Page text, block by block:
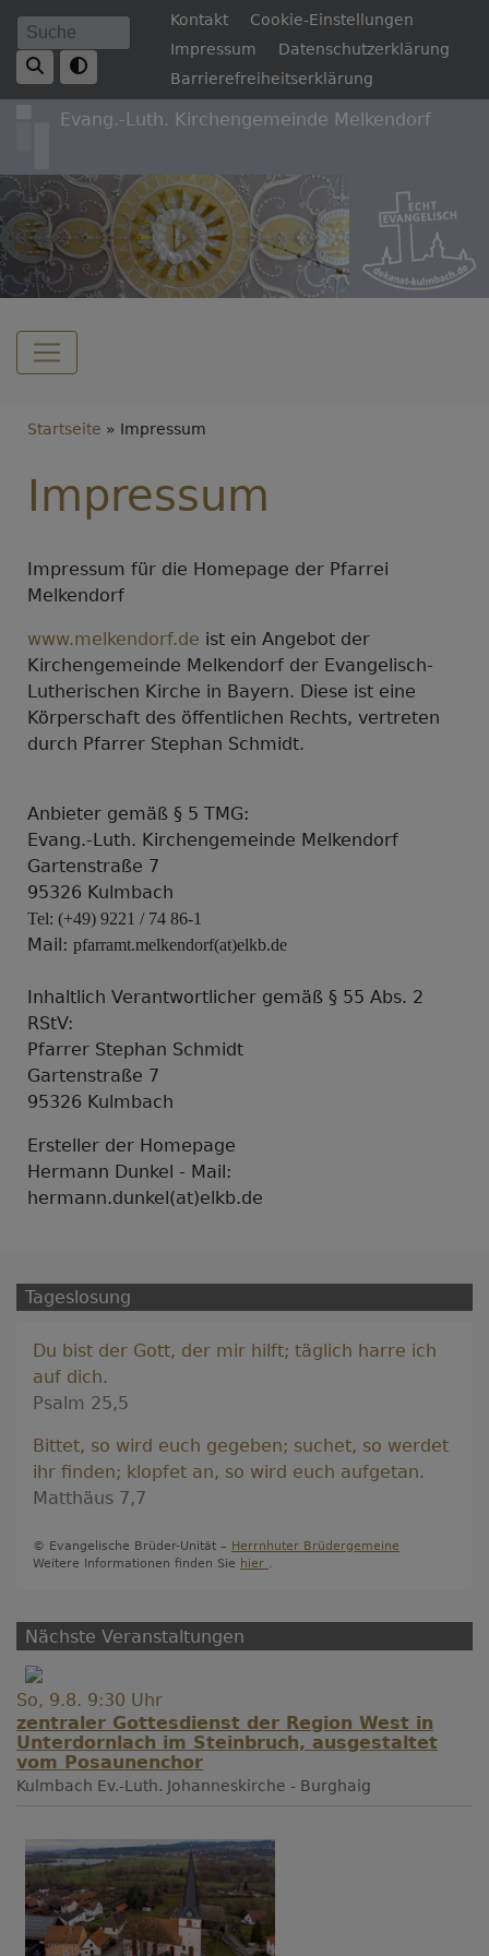
Direkt
zum
Inhalt
Suche Fußbereichsmenü
Kontakt
Cookie-Einstellungen
Impressum
Datenschutzerklärung
Barrierefreiheitserklärung
Evang.-Luth. Kirchengemeinde Melkendorf
Hauptnavigation
Breadcrumb
Startseite Impressum
Impressum
Impressum für die Homepage der Pfarrei
Melkendorf
www.melkendorf.de ist ein Angebot der
Kirchengemeinde Melkendorf der Evangelisch-
Lutherischen Kirche in Bayern. Diese ist eine
Körperschaft des öffentlichen Rechts, vertreten
durch Pfarrer Stephan Schmidt.
Anbieter gemäß § 5 TMG:
Evang.-Luth. Kirchengemeinde Melkendorf
Gartenstraße 7
95326 Kulmbach
Tel: (+49) 9221 / 74 86-1
Mail: pfarramt.melkendorf(at)elkb.de
Inhaltlich Verantwortlicher gemäß § 55 Abs. 2
RStV:
Pfarrer Stephan Schmidt
Gartenstraße 7
95326 Kulmbach
Ersteller der Homepage
Hermann Dunkel - Mail:
hermann.dunkel(at)elkb.de
Tageslosung
Du bist der Gott, der mir hilft; täglich harre ich
auf dich.
Psalm 25,5
Bittet, so wird euch gegeben; suchet, so werdet
ihr finden; klopfet an, so wird euch aufgetan.
Matthäus 7,7
© Evangelische Brüder-Unität – Herrnhuter Brüdergemeine
Weitere Informationen finden Sie hier .
Nächste Veranstaltungen
So, 9.8. 9:30 Uhr
zentraler Gottesdienst der Region West in
Unterdornlach im Steinbruch, ausgestaltet
vom Posaunenchor
Kulmbach Ev.-Luth. Johanneskirche - Burghaig